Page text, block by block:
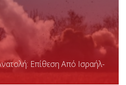
Επίθεση Από Ισραήλ-